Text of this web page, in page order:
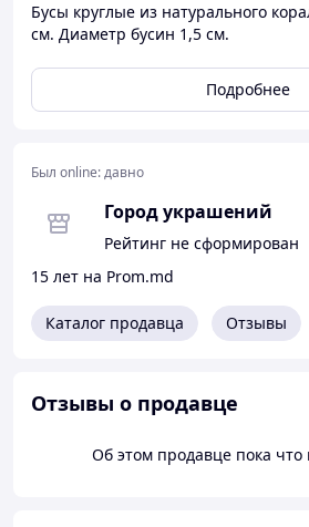
Бусы круглые из натурального
см. Диаметр бусин 1,5 см.
Подробнее
Был online:давно
Город украшений
Рейтинг не сформирован
15 лет на Prom.md
Каталог продавца Отзывы
Отзывы о продавце
Об этом продавце пока что